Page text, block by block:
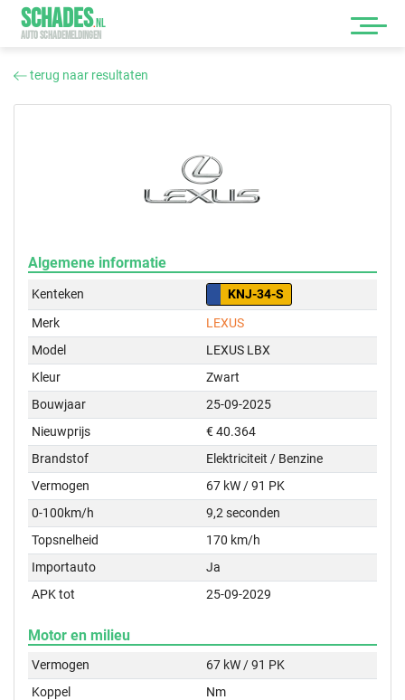
SCHADES.NL
AUTO SCHADEMELDINGEN
terug naar resultaten
Algemene informatie
Kenteken
KNJ-34-S
Merk
LEXUS
Model
LEXUS LBX
Kleur
Zwart
Bouwjaar
25-09-2025
Nieuwprijs
€ 40.364
Brandstof
Elektriciteit / Benzine
Vermogen
67 kW / 91 PK
0-100km/h
9,2 seconden
Topsnelheid
170 km/h
Importauto
Ja
APK tot
25-09-2029
Motor en milieu
Vermogen
67 kW / 91 PK
Koppel
Nm